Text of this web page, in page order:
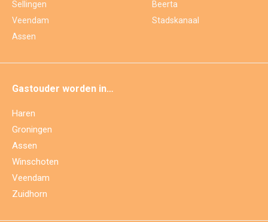
Sellingen
Veendam
Assen
Beerta
Stadskanaal
Gastouder worden in…
Haren
Groningen
Assen
Winschoten
Veendam
Zuidhorn